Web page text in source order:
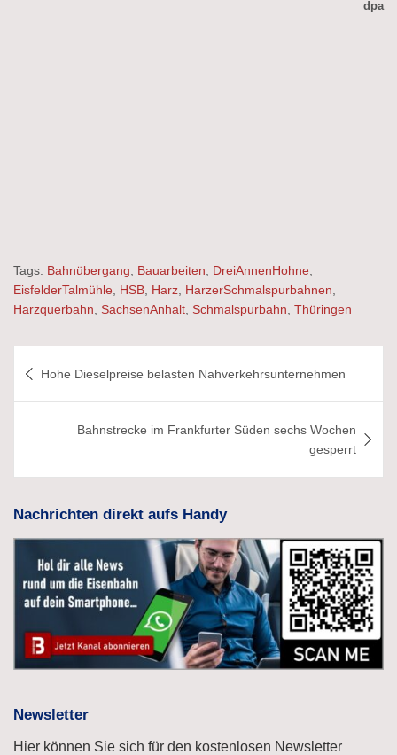
dpa
Tags: Bahnübergang Bauarbeiten DreiAnnenHohne
EisfelderTalmühle
HSB Harz HarzerSchmalspurbahnen
Harzquerbahn
SachsenAnhalt Schmalspurbahn Thüringen
Hohe Dieselpreise belasten Nahverkehrsunternehmen
Bahnstrecke im Frankfurter Süden sechs Wochen
gesperrt
Nachrichten direkt aufs Handy
Newsletter
Hier können Sie sich für den kostenlosen Newsletter